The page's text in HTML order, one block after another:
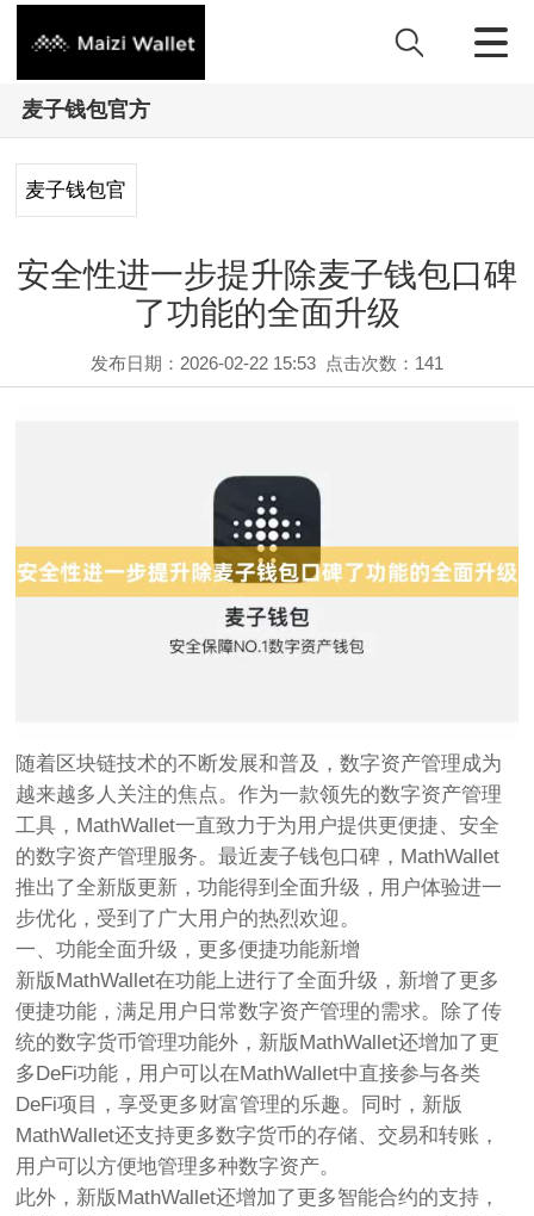
麦子钱包官方
麦子钱包官
安全性进一步提升除麦子钱包口碑
了功能的全面升级
发布日期：2026-02-22 15:53 点击次数： 141
随着区块链技术的不断发展和普及，数字资产管理成为
越来越多人关注的焦点。作为一款领先的数字资产管理
工具，MathWallet一直致力于为用户提供更便捷、安全
的数字资产管理服务。最近麦子钱包口碑，MathWallet
推出了全新版更新，功能得到全面升级，用户体验进一
步优化，受到了广大用户的热烈欢迎。
一、功能全面升级，更多便捷功能新增
新版MathWallet在功能上进行了全面升级，新增了更多
便捷功能，满足用户日常数字资产管理的需求。除了传
统的数字货币管理功能外，新版MathWallet还增加了更
多DeFi功能，用户可以在MathWallet中直接参与各类
DeFi项目，享受更多财富管理的乐趣。同时，新版
MathWallet还支持更多数字货币的存储、交易和转账，
用户可以方便地管理多种数字资产。
此外，新版MathWallet还增加了更多智能合约的支持，